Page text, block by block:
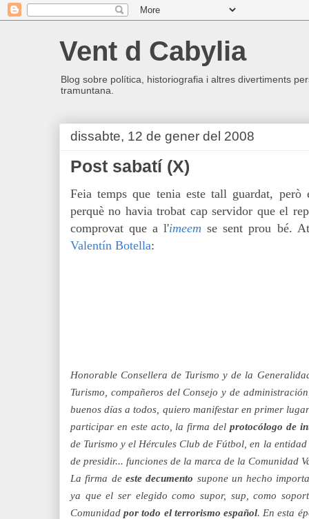
Vent d Cabylia
Blog sobre política, historiografia i altres divertiments
tramuntana.
dissabte, 12 de gener del 2008
Post sabatí (X)
Feia temps que tenia este tall guardat, però
perquè no havia trobat cap servidor que el
comprovat que a l'imeem se sent prou bé.
Valentín Botella:
Honorable Consellera de Turismo y de la
Turismo, compañeros del Consejo y de
buenos días a todos, quiero manifestar en primer
participar en este acto, la firma del protocólogo de
de Turismo y el Hércules Club de Fútbol, en la
de presidir... funciones de la marca de la Comunidad
La firma de este decumento supone un hecho
ya que el ser elegido como supor, sup, como
Comunidadpor todo el terrorismo español. En esta